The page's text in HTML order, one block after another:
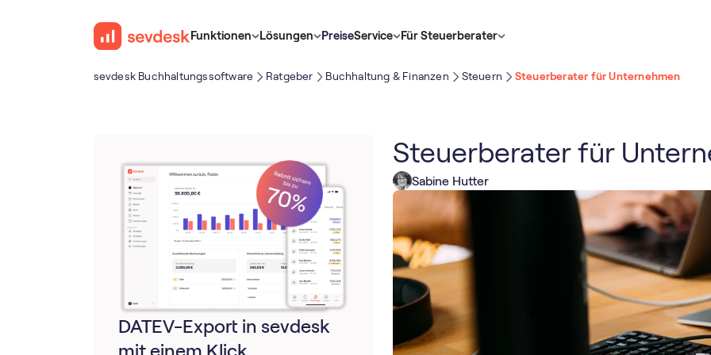
Funktionen Lösungen PreiseService Für Steuerberater
sevdesk Buch­haltungs­software Ratgeber Buchhaltung & Finanzen Steuern Steuerberater für Unternehmen
DATEV-Export in sevdesk
Steuerberater für
Sabine Hutter